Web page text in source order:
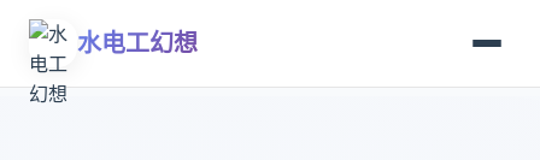
水电工幻想